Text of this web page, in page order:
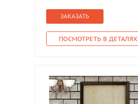
ЗАКАЗАТЬ
ПОСМОТРЕТЬ В ДЕТАЛЯХ